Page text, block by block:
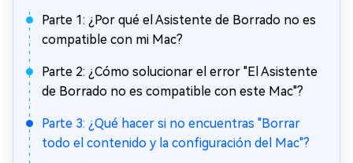
Parte 1: ¿Por qué el Asistente de Borrado no es
compatible con mi Mac?
Parte 2: ¿Cómo solucionar el error "El Asistente
de Borrado no es compatible con este Mac"?
Parte 3: ¿Qué hacer si no encuentras "Borrar
todo el contenido y la configuración del Mac"?